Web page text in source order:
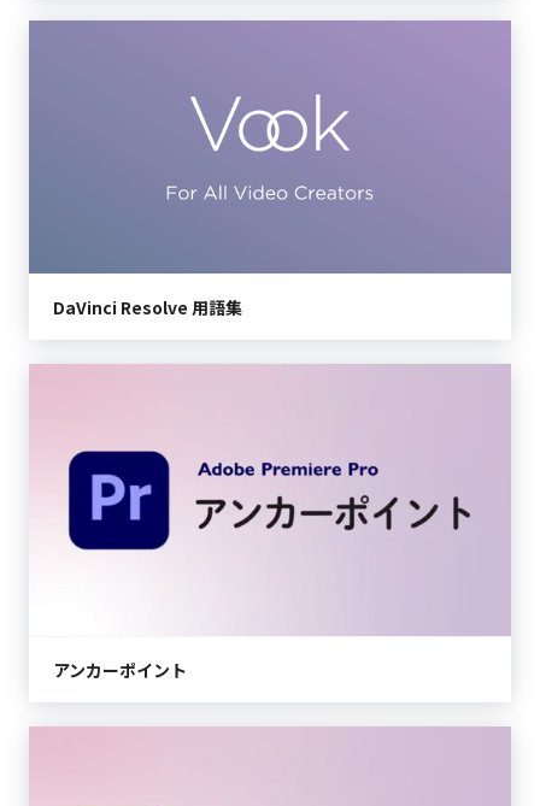
DaVinci Resolve 用語集
アンカーポイント